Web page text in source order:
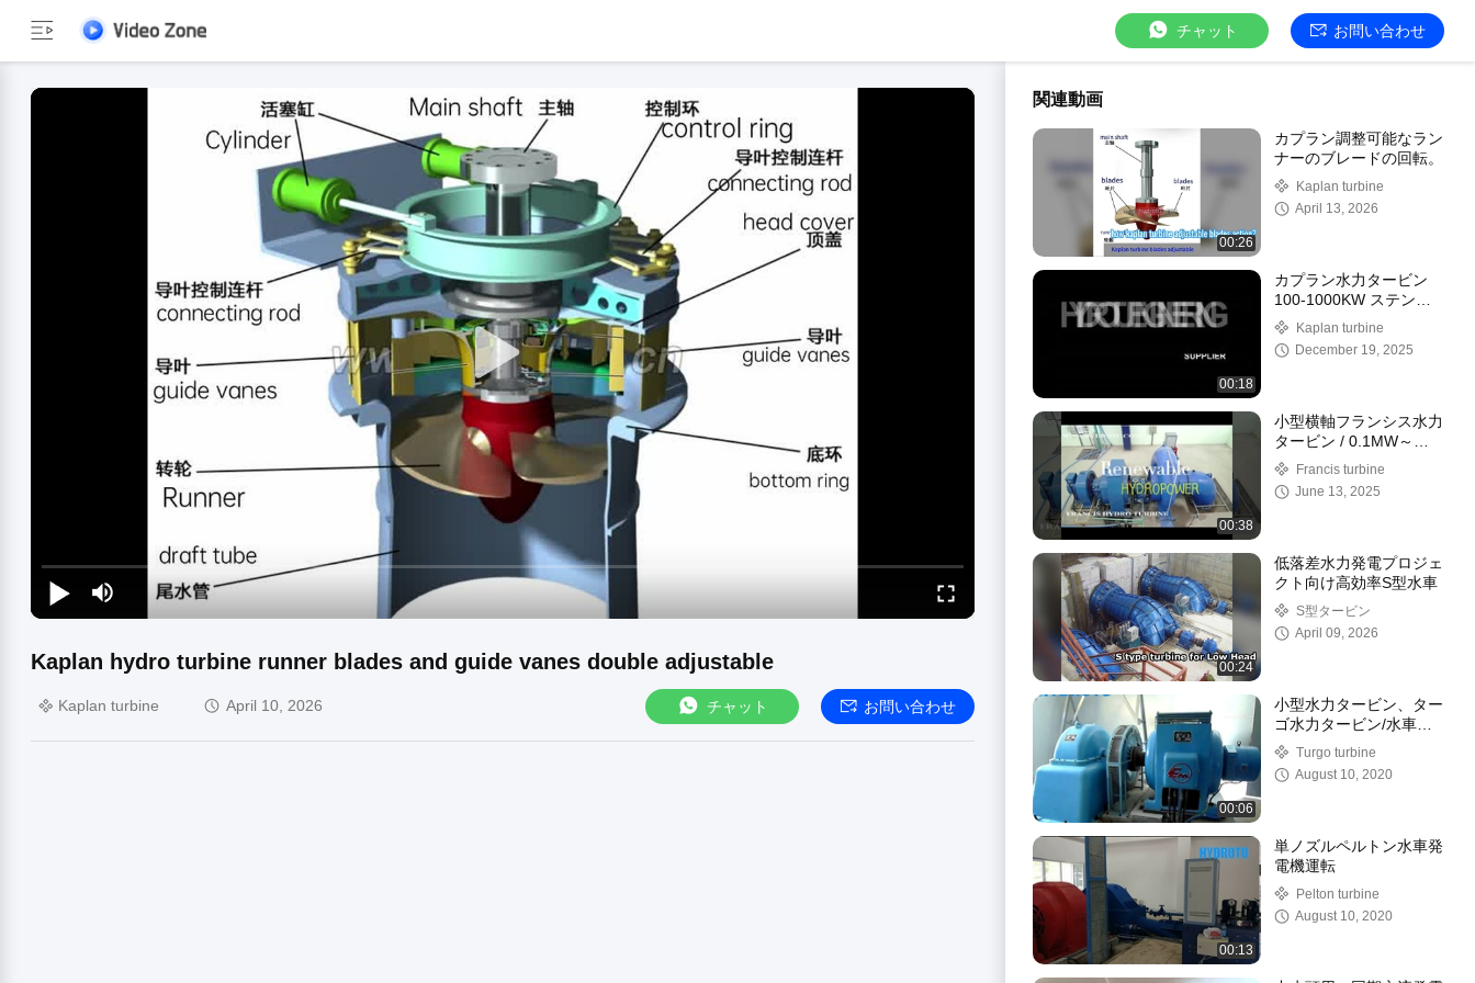
チャット お問い合わせ
Kaplan hydro turbine runner blades and guide vanes double adjustable
Kaplan turbine April 10, 2026 チャット お問い合わせ
関連動画
00:26
カプラン調整可能なラン
ナーのブレードの回転。
Kaplan turbine
April 13, 2026
00:18
カプラン水力タービン
100-1000KW ステンレ
ス鋼ランナーブレード付
き水力タービン
Kaplan turbine
December 19, 2025
00:38
小型横軸フランシス水力
タービン / 0.1MW～
50MWのフランシス水車
Francis turbine
June 13, 2025
00:24
低落差水力発電プロジェ
クト向け高効率S型水車
S型タービン
April 09, 2026
00:06
小型水力タービン、ター
ゴ水力タービン/水車
100KW-1000KW
Turgo turbine
August 10, 2020
00:13
単ノズルペルトン水車発
電機運転
Pelton turbine
August 10, 2020